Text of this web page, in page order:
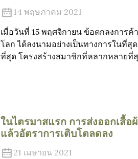
14 พฤษภาคม 2021
เมื่อวันที่ 15 พฤศจิกายน ข้อตกลงการค้
โลก ได้ลงนามอย่างเป็นทางการในที่สุ
ที่สุด โครงสร้างสมาชิกที่หลากหลาย
ในไตรมาสแรก การส่งออกเสื้อ
แล้วอัตราการเติบโตลดลง
21 เมษายน 2021